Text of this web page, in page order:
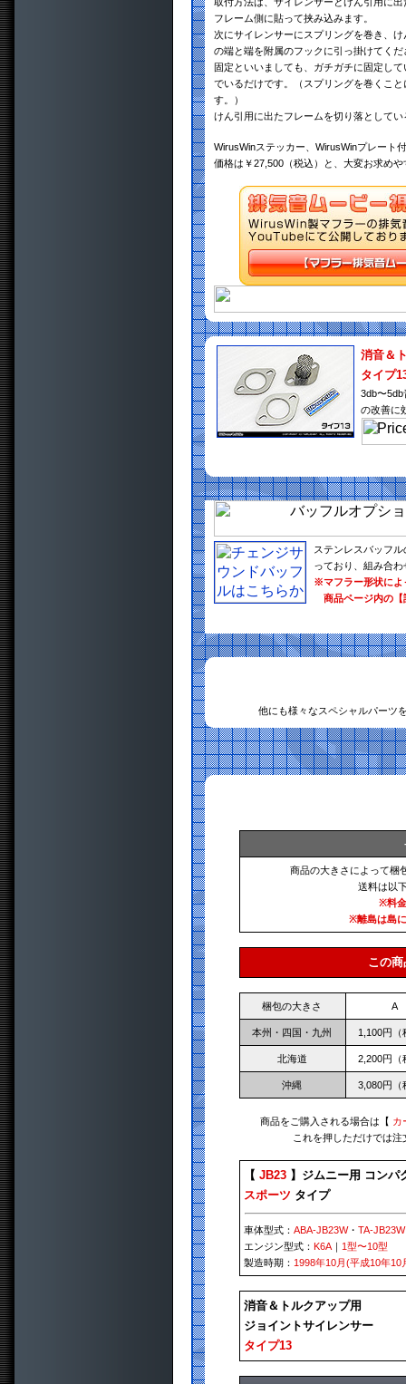
フレーム側に貼って挟み込みます。
次にサイレンサーにスプリングを巻き、
の端と端を附属のフックに引っ掛けてく
固定といいましても、ガチガチに固定し
でいるだけです。（スプリングを巻くこ
す。）
けん引用に出たフレームを切り落として
WirusWinステッカー、WirusWinプレート
価格は￥27,500（税込）と、大変お求め
消音＆
タイプ
3db〜
の改善に
ステンレスバッフ
っており、組み合
※マフラー形状によ
商品ページ内の【
他にも様々なスペシャルパーツ
商品の大きさによって梱
送料は以
※料
※離島は島
この
梱包の大きさ A
本州・四国・九州 1,100円（
北海道 2,200円（
沖縄 3,080円（
商品をご購入される場合は【 カ
これを押しただけでは
【JB23 】ジムニー用 コンパ
スポーツ タイプ
車体型式：ABA-JB23W・TA-JB23W
エンジン型式：K6A ｜ 1型〜10型
製造時期： 1998年10月(平成10年10
消音＆トルクアップ用
ジョイントサイレンサー
タイプ13